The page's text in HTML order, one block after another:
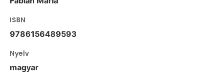
ISBN
9786156489593
Nyelv
magyar